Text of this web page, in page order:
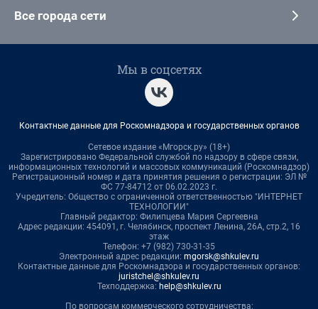
Все города сети
Мы в соцсетях
Контактные данные для Роскомнадзора и государственных органов
Сетевое издание «Мгорск.ру» (18+)
Зарегистрировано Федеральной службой по надзору в сфере связи,
информационных технологий и массовых коммуникаций (Роскомнадзор)
Регистрационный номер и дата принятия решения о регистрации: ЭЛ №
ФС 77-84712 от 06.02.2023 г.
Учредитель: Общество с ограниченной ответственностью "ИНТЕРНЕТ
ТЕХНОЛОГИИ"
Главный редактор: Филипцева Мария Сергеевна
Адрес редакции: 454091, г. Челябинск, проспект Ленина, 26А, стр.2, 16
этаж
Телефон: +7 (982) 730-31-35
Электронный адрес редакции: mgorsk@shkulev.ru
Контактные данные для Роскомнадзора и государственных органов:
juristchel@shkulev.ru
Техподдержка: help@shkulev.ru
По вопросам коммерческого сотрудничества: